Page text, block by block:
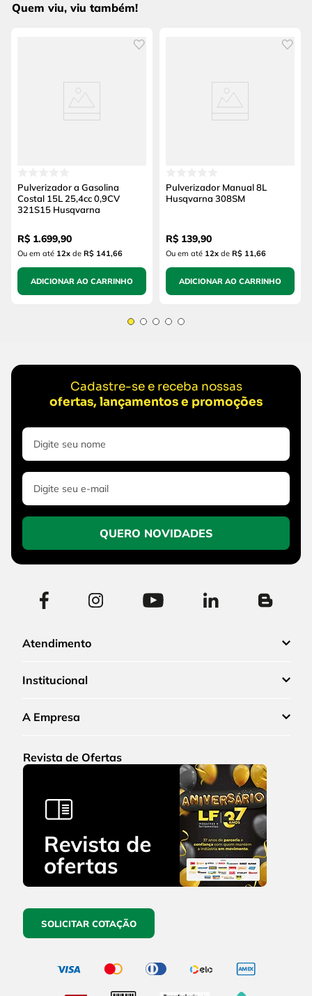
Quem viu, viu também!
Pulverizador a Gasolina
Costal 15L 25,4cc 0,9CV
321S15 Husqvarna
R$ 1.699,90
Ou em até 12x de R$ 141,66
ADICIONAR AO CARRINHO
Pulverizador Manual 8L
Husqvarna 308SM
R$ 139,90
Ou em até 12x de R$ 11,66
ADICIONAR AO CARRINHO
Cadastre-se e receba nossas
ofertas, lançamentos e promoções
QUERO NOVIDADES
Atendimento
Institucional
A Empresa
Revista de Ofertas
SOLICITAR COTAÇÃO